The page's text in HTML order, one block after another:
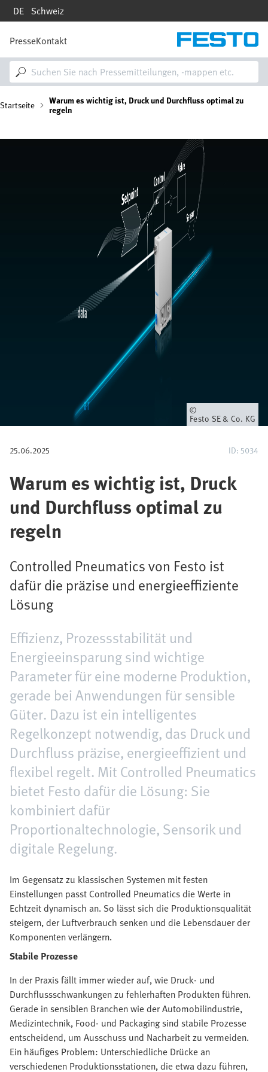
Direkt
zumDE Schweiz
M
a
i
n
n
a
g
PresseKontakt
P
f
n
Startseite Warum es wichtig ist, Druck und Durchfluss optimal zu
regeln
Eigentümer
Festo SE & Co. KG
25.06.2025 ID: 5034
Warum es wichtig ist, Druck
und Durchfluss optimal zu
regeln
Controlled Pneumatics von Festo ist
dafür die präzise und energieeffiziente
Lösung
Effizienz, Prozessstabilität und
Energieeinsparung sind wichtige
Parameter für eine moderne Produktion,
gerade bei Anwendungen für sensible
Güter. Dazu ist ein intelligentes
Regelkonzept notwendig, das Druck und
Durchfluss präzise, energieeffizient und
flexibel regelt. Mit Controlled Pneumatics
bietet Festo dafür die Lösung: Sie
kombiniert dafür
Proportionaltechnologie, Sensorik und
digitale Regelung.
Im Gegensatz zu klassischen Systemen mit festen
Einstellungen passt Controlled Pneumatics die Werte in
Echtzeit dynamisch an. So lässt sich die Produktionsqualität
steigern, der Luftverbrauch senken und die Lebensdauer der
Komponenten verlängern.
Stabile Prozesse
In der Praxis fällt immer wieder auf, wie Druck- und
Durchflussschwankungen zu fehlerhaften Produkten führen.
Gerade in sensiblen Branchen wie der Automobilindustrie,
Medizintechnik, Food- und Packaging sind stabile Prozesse
entscheidend, um Ausschuss und Nacharbeit zu vermeiden.
Ein häufiges Problem: Unterschiedliche Drücke an
verschiedenen Produktionsstationen, die etwa dazu führen,